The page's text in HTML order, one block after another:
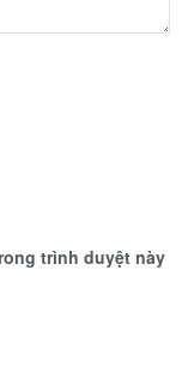
trình duyệt này